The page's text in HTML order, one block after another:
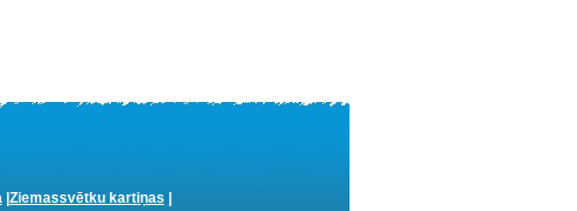
| Ziemassvētku kartiņas